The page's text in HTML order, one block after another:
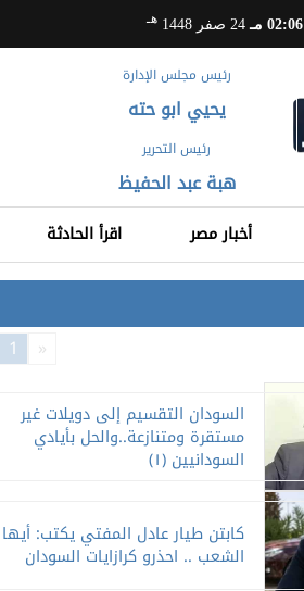
02:06 مـ 24 صفر 1448 هـ
رئيس مجلس الإدارة
يحيي ابو حته
رئيس التحرير
هبة عبد الحفيظ
أخبار مصر اقرأ الحادثة
«
1
السودان التقسيم إلى دويلات غير
مستقرة ومتنازعة..والحل بأيادي
السودانيين (١)
كابتن طيار عادل المفتي يكتب: أيها
الشعب .. احذرو كرازايات السودان